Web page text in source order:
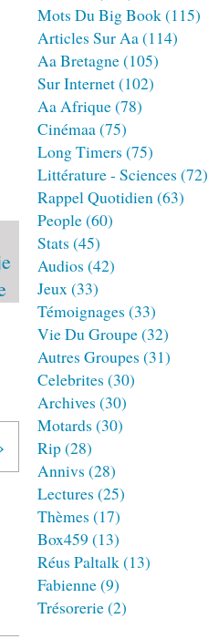
Mots Du Big Book(115)
Articles Sur Aa(114)
Aa Bretagne(105)
Sur Internet(102)
Aa Afrique(78)
Cinémaa(75)
Long Timers (75)
Littérature - Sciences (72)
Rappel Quotidien(63)
People(60)
Stats (45)
Audios (42)
Jeux(33)
Témoignages (33)
Vie Du Groupe(32)
Autres Groupes (31)
Celebrites (30)
Archives (30)
Motards (30)
Rip(28)
Annivs (28)
Lectures (25)
Thèmes (17)
Box459 (13)
Réus Paltalk(13)
Fabienne(9)
Trésorerie(2)